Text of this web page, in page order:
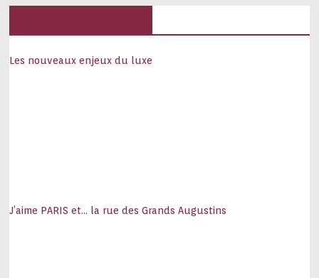
Les nouveaux enjeux du luxe
J’aime PARIS et… la rue des Grands Augustins